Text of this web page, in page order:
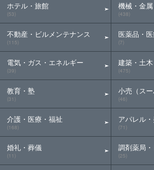
ホテル・旅館
(53)
不動産・ビルメンテナンス
(115)
電気・ガス・エネルギー
(39)
教育・塾
(31)
介護・医療・福祉
(168)
婚礼・葬儀
(11)
機械・金
(438)
医薬品・
(7)
建築・土
(475)
小売（スー
(46)
アパレル
(71)
調剤薬局
(25)